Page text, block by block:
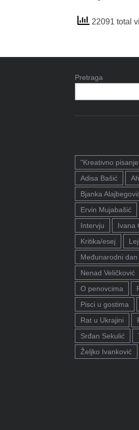
22091 total
Pretraga
"Kreativno
Adisa Bašić
Bjanka
Ervin Mujabašić
Intervju
Ivana
Kritika/esej
Međunarodni
Nenad Veličković
O penovcima
Pisci u gostima
Rat u Ukrajini
Srđan Sekulić
Željko Ivanković